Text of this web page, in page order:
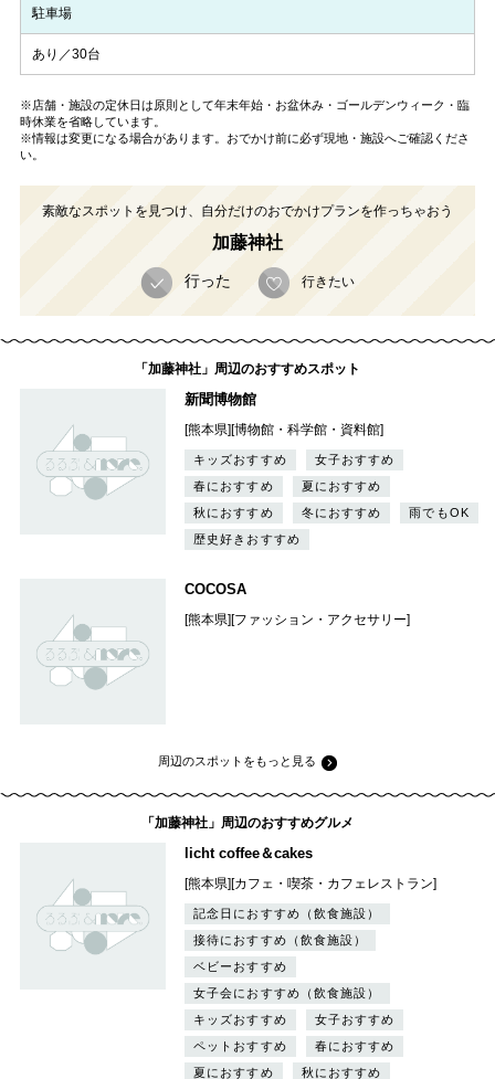
駐車場
あり／30台
※店舗・施設の定休日は原則として年末年始・お盆休み・ゴールデンウィーク・臨
時休業を省略しています。
※情報は変更になる場合があります。おでかけ前に必ず現地・施設へご確認くださ
い。
素敵なスポットを見つけ、自分だけのおでかけプランを作っちゃおう
加藤神社
行った 行きたい
「加藤神社」周辺のおすすめスポット
新聞博物館
[熊本県][博物館・科学館・資料館]
キッズおすすめ
女子おすすめ
春におすすめ
夏におすすめ
秋におすすめ
冬におすすめ
雨でもOK
歴史好きおすすめ
COCOSA
[熊本県][ファッション・アクセサリー]
周辺のスポットをもっと見る
「加藤神社」周辺のおすすめグルメ
licht coffee＆cakes
[熊本県][カフェ・喫茶・カフェレストラン]
記念日におすすめ（飲食施設）
接待におすすめ（飲食施設）
ベビーおすすめ
女子会におすすめ（飲食施設）
キッズおすすめ
女子おすすめ
ペットおすすめ
春におすすめ
夏におすすめ
秋におすすめ